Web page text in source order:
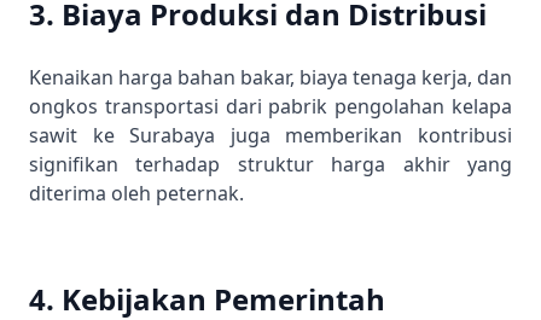
3. Biaya Produksi dan Distribusi
Kenaikan harga bahan bakar, biaya tenaga kerja, dan
ongkos transportasi dari pabrik pengolahan kelapa
sawit ke Surabaya juga memberikan kontribusi
signifikan terhadap struktur harga akhir yang
diterima oleh peternak.
4. Kebijakan Pemerintah